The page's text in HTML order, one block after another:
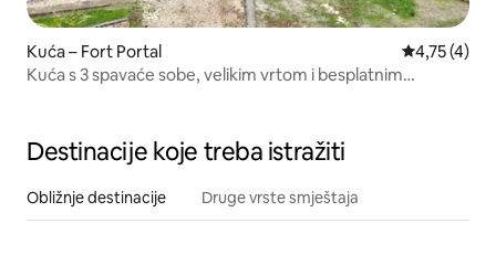
Kuća – Fort Portal Prosječna
4,75 (4)
Kuća s 3 spavaće sobe, velikim vrtom i besplatnim
Destinacije koje treba istražiti
Obližnje destinacije Druge vrste smještaja